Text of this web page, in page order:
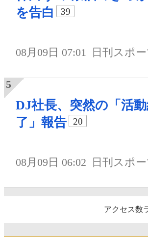
を告白
39
08月09日 07:01 日刊スポ
DJ社長、突然の「活
了」報告
20
08月09日 06:02 日刊スポ
アクセス数